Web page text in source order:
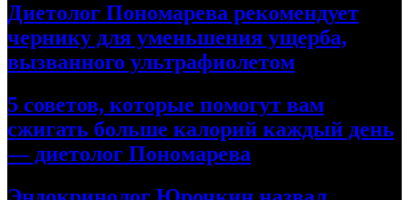
Диетолог Пономарева рекомендует
чернику для уменьшения ущерба,
вызванного ультрафиолетом
5 советов, которые помогут вам
сжигать больше калорий каждый день
— диетолог Пономарева